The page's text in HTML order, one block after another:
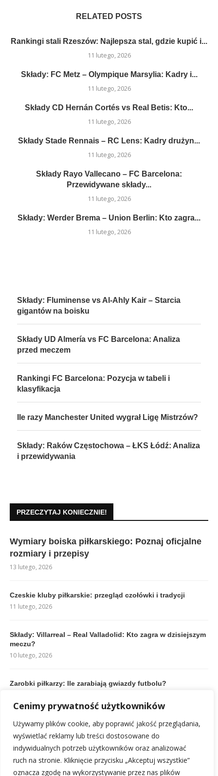
Cenimy prywatność użytkowników
Używamy plików cookie, aby poprawić jakość przeglądania,
wyświetlać reklamy lub treści dostosowane do
indywidualnych potrzeb użytkowników oraz analizować
ruch na stronie. Kliknięcie przycisku „Akceptuj wszystkie”
oznacza zgodę na wykorzystywanie przez nas plików
RELATED POSTS
Rankingi stali Rzeszów: Najlepsza stal, gdzie kupić i...
11 lutego, 2026
Składy: FC Metz – Olympique Marsylia: Kadry i...
11 lutego, 2026
Składy CD Hernán Cortés vs Real Betis: Kto...
11 lutego, 2026
Składy Stade Rennais – RC Lens: Kadry drużyn...
11 lutego, 2026
Składy Rayo Vallecano – FC Barcelona:
Przewidywane składy...
11 lutego, 2026
Składy: Werder Brema – Union Berlin: Kto zagra...
11 lutego, 2026
Składy: Fluminense vs Al-Ahly Kair – Starcia
gigantów na boisku
Składy UD Almería vs FC Barcelona: Analiza
przed meczem
Rankingi FC Barcelona: Pozycja w tabeli i
klasyfikacja
Ile razy Manchester United wygrał Ligę Mistrzów?
Składy: Raków Częstochowa – ŁKS Łódź: Analiza
i przewidywania
PRZECZYTAJ KONIECZNIE!
Wymiary boiska piłkarskiego: Poznaj oficjalne
rozmiary i przepisy
13 lutego, 2026
Czeskie kluby piłkarskie: przegląd czołówki i tradycji
11 lutego, 2026
Składy: Villarreal – Real Valladolid: Kto zagra w dzisiejszym
meczu?
10 lutego, 2026
Zarobki piłkarzy: Ile zarabiają gwiazdy futbolu?
Kierunkowy 31: Międzynarodowy numer holenderski,
uważać firmę!
15 lutego, 2026